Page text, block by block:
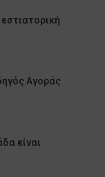
Αγοράς
είναι